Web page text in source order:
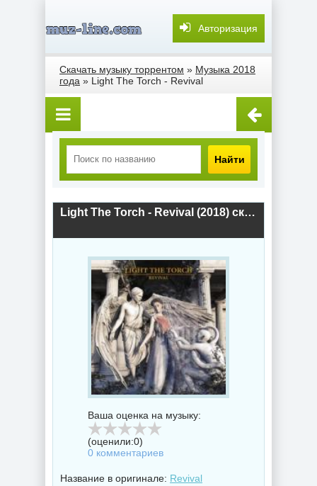
Авторизация
Скачать музыку торрентом » Музыка 2018
года » Light The Torch - Revival
Найти
Light The Torch - Revival (2018) скачать торрент
Ваша оценка на музыку:
(оценили:0)
0 комментариев
Название в оригинале: Revival